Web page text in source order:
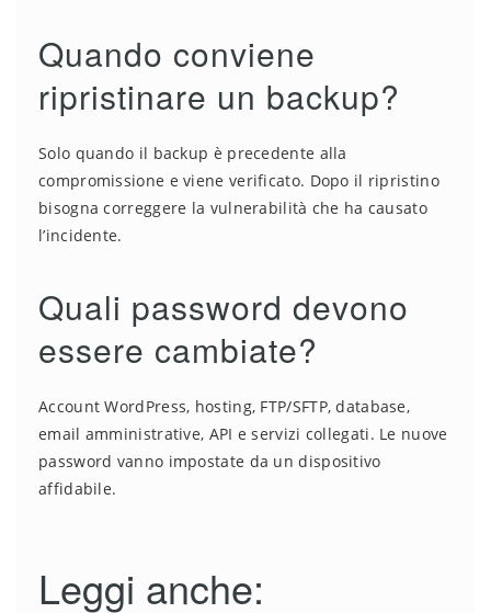
Quando conviene
ripristinare un backup?
Solo quando il backup è precedente alla
compromissione e viene verificato. Dopo il ripristino
bisogna correggere la vulnerabilità che ha causato
l’incidente.
Quali password devono
essere cambiate?
Account WordPress, hosting, FTP/SFTP, database,
email amministrative, API e servizi collegati. Le nuove
password vanno impostate da un dispositivo
affidabile.
Leggi anche: